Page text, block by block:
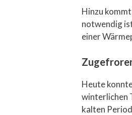
Hinzu
notwendig
einer
Heute
winterlichen
kalten